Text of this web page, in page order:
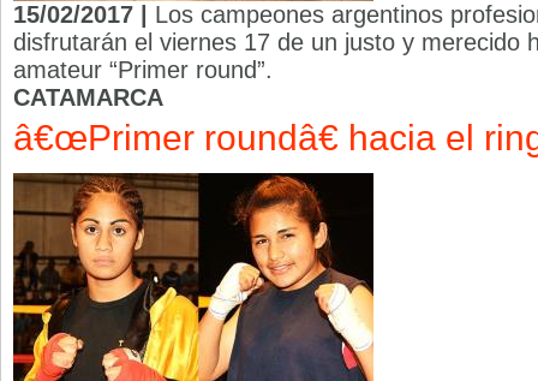
15/02/2017 | Los campeones argentinos
disfrutarán el viernes 17 de un justo y merecido
amateur “Primer round”.
CATAMARCA
â€œPrimer roundâ€ hacia el